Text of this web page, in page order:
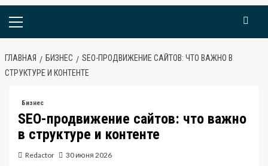
Основное
ГЛАВНАЯ БИЗНЕС
SEO-ПРОДВИЖЕНИЕ САЙТОВ: ЧТО ВАЖНО В
СТРУКТУРЕ И КОНТЕНТЕ
Бизнес
SEO-продвижение сайтов: что важно
в структуре и контенте
Redactor 30 июня 2026